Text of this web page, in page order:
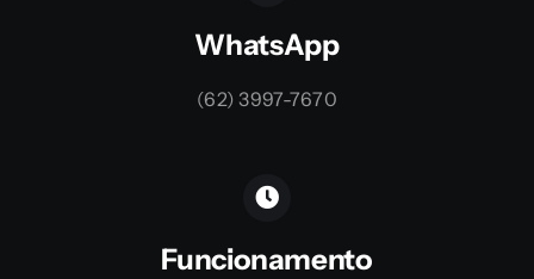
WhatsApp
(62) 3997-7670
Funcionamento